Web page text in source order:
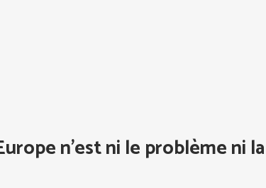
n’est ni le problème ni la